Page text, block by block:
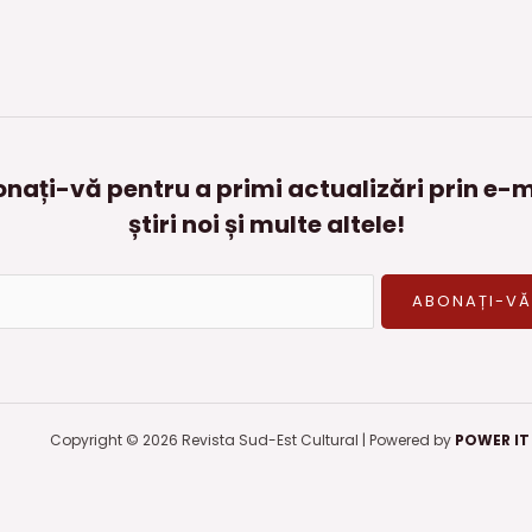
vă pentru a primi actualizări prin e-
știri noi și multe altele!
Copyright © 2026 Revista Sud-Est Cultural | Powered by POWER IT